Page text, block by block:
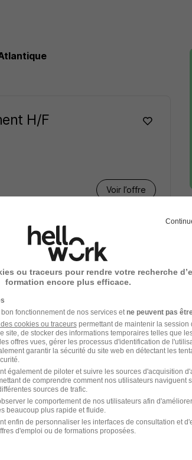
H/F
Voir l’offre
travaux
dans le domaine BTP
ou traceurs pour rendre votre recherche
formation encore plus efficace.
fonctionnement de nos services etne peuvent pas
cookies ou traceurspermettant de maintenir la session
site, de stocker des informations temporaires telles que
offres vues, gérer les processus d'identification de
garantir la sécurité du site web en détectant les
également de piloter et suivre les sources d'acquisition
de comprendre comment nos utilisateurs naviguent
sources de trafic.
le comportement de nos utilisateurs afin
beaucoup plus rapide et fluide.
enfin de personnaliser les interfaces de consultation et
d'emploi ou de formations proposées.